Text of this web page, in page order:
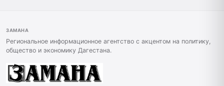
ЗАМАНА
Региональное информационное агентство с акцентом на политику,
общество и экономику Дагестана.